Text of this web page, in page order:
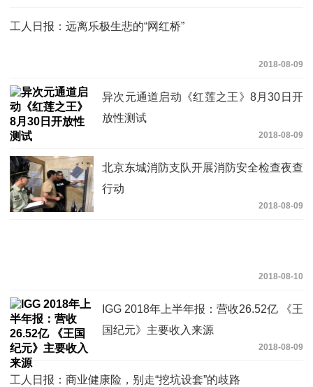
工人日报：远离乐极生悲的“网红桥”
2018-08-09
异次元通道启动《红莲之王》8月30日开
放性测试
2018-08-09
北京东城消防支队开展消防安全检查夜查
行动
2018-08-09
2018-08-10
IGG 2018年上半年报：营收26.52亿 《王
国纪元》主要收入来源
2018-08-09
工人日报：商业健康险，别走“挖坑设套”的歧路